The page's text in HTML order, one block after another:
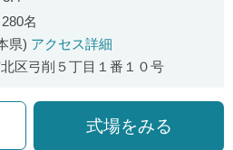
口コミ評価
名
県) アクセス詳細
区弓削５丁目１番１０号
式場をみる